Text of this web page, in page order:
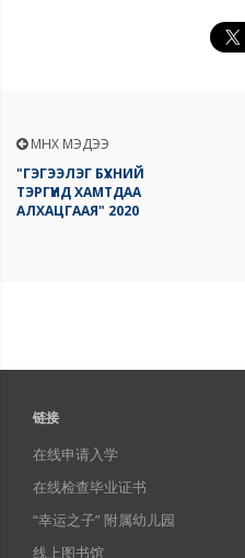
ӨМНӨХ МЭДЭЭ
"ГЭГЭЭЛЭГ БҮХНИЙ
ТЭРГҮҮНД ХАМТДАА
АЛХАЦГААЯ" 2020
链接
在线申请入学
在线检查毕业证书
“幸运之子” 附属幼儿园
线上图书馆